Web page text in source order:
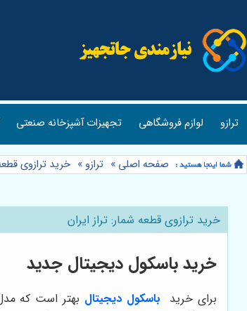
ترازو لوازم فروشگاهی تجهیزات آشپزخانه صنعتی
صفحه اصلی » ترازو » خرید ترازوی
خرید ترازوی قطعه شمار: تراز ایران
خرید باسکول دیجیتال جدید
برای خرید باسکول دیجیتال بهتر است که